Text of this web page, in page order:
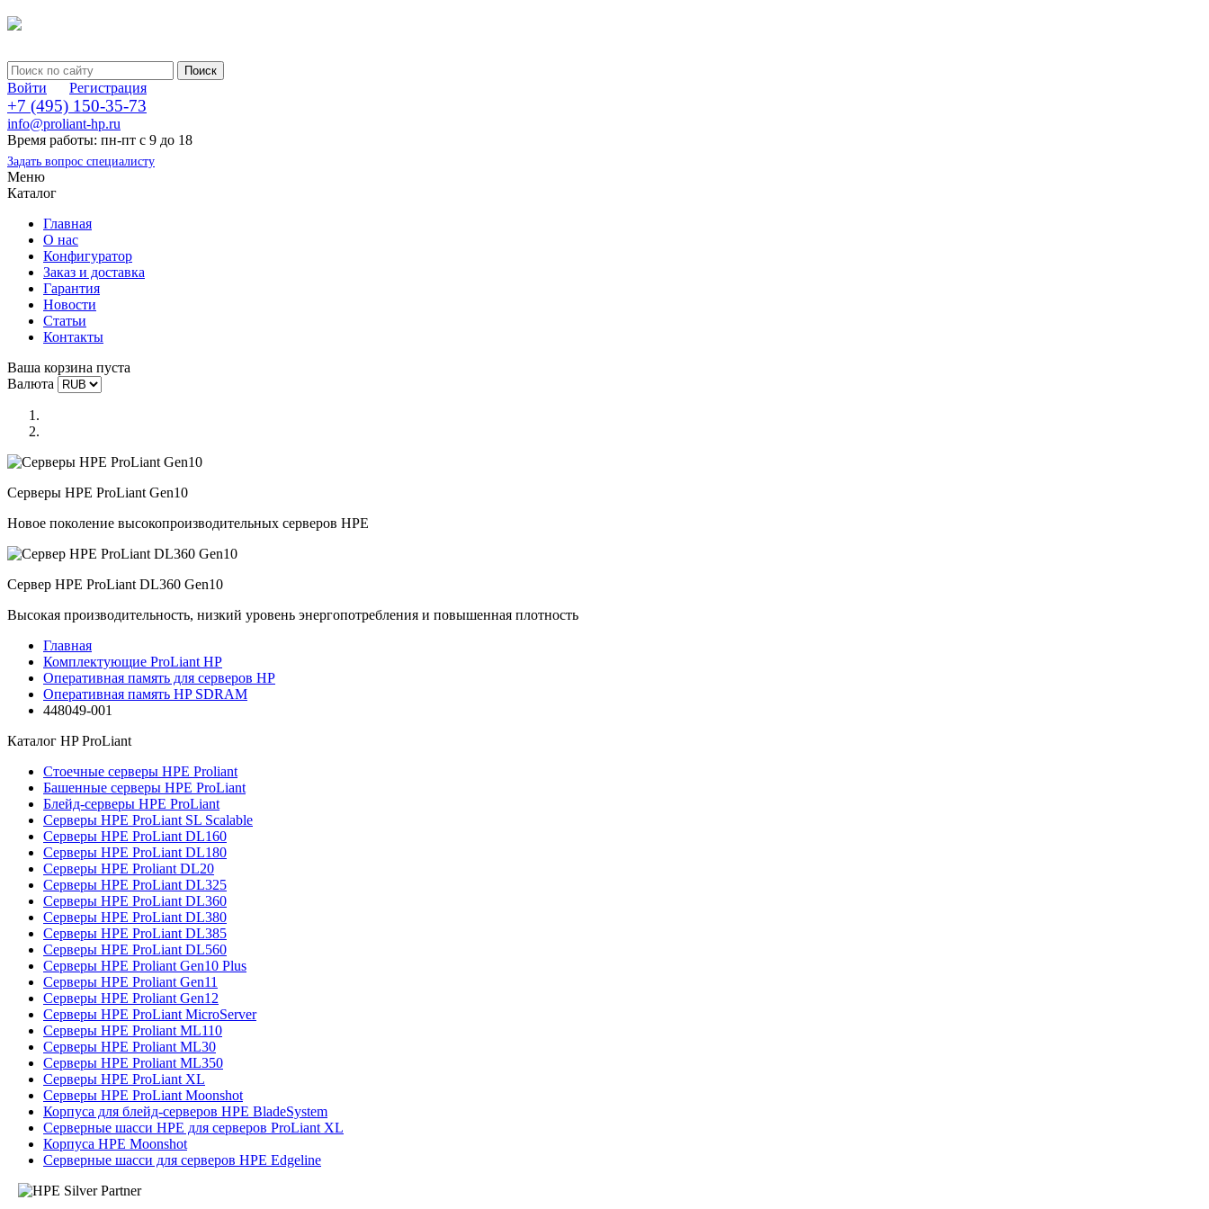
Войти Регистрация
+7 (495) 150-35-73
info@proliant-hp.ru
Время работы: пн-пт с 9 до 18
Задать вопрос специалисту
Меню
Каталог
Главная
О нас
Конфигуратор
Заказ и доставка
Гарантия
Новости
Статьи
Контакты
Ваша корзина пуста
Валюта
Серверы HPE ProLiant Gen10
Новое поколение высокопроизводительных серверов HPE
Сервер HPE ProLiant DL360 Gen10
Высокая производительность, низкий уровень энергопотребления и повышенная плотность
Главная
Комплектующие ProLiant HP
Оперативная память для серверов HP
Оперативная память HP SDRAM
448049-001
Каталог HP ProLiant
Стоечные серверы HPE Proliant
Башенные серверы HPE ProLiant
Блейд-серверы HPE ProLiant
Серверы HPE ProLiant SL Scalable
Серверы HPE ProLiant DL160
Серверы HPE ProLiant DL180
Серверы HPE Proliant DL20
Серверы HPE ProLiant DL325
Серверы HPE ProLiant DL360
Серверы HPE ProLiant DL380
Серверы HPE ProLiant DL385
Серверы HPE ProLiant DL560
Серверы HPE Proliant Gen10 Plus
Серверы HPE Proliant Gen11
Серверы HPE Proliant Gen12
Серверы HPE ProLiant MicroServer
Серверы HPE Proliant ML110
Серверы HPE Proliant ML30
Серверы HPE Proliant ML350
Серверы HPE ProLiant XL
Серверы HPE ProLiant Moonshot
Корпуса для блейд-серверов HPE BladeSystem
Серверные шасси HPE для серверов ProLiant XL
Корпуса HPE Moonshot
Серверные шасси для серверов HPE Edgeline